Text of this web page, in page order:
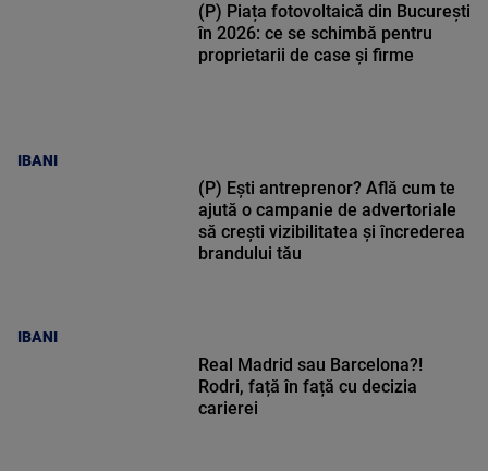
IBANI
(P) Piața fotovoltaică din București
în 2026: ce se schimbă pentru
proprietarii de case și firme
IBANI
(P) Ești antreprenor? Află cum te
ajută o campanie de advertoriale
să crești vizibilitatea și încrederea
brandului tău
Real Madrid sau Barcelona?!
Rodri, față în față cu decizia
carierei